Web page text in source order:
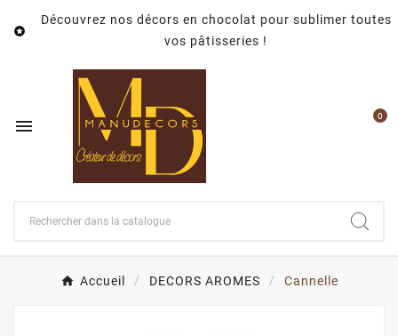

Découvrez nos décors en chocolat pour sublimer toutes
vos pâtisseries !
 0
Accueil DECORS AROMES Cannelle